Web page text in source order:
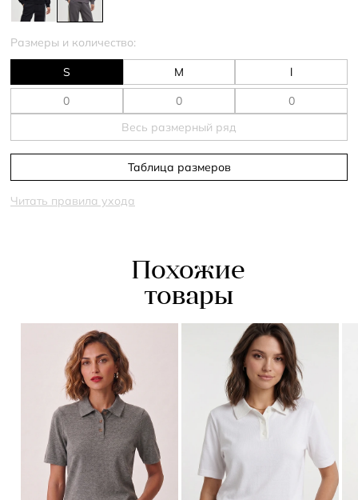
Размеры и количество:
S M l
Весь размерный ряд
Таблица размеров
Читать правила ухода
Похожие
товары